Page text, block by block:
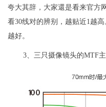
夸大其辞，大家還是看来官方
看30线对的辨别，越贴近1越
越好。
3、三只摄像镜头的MTF主